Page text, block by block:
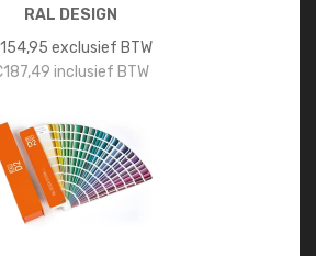
RAL DESIGN
154,95 exclusief BTW
187,49 inclusief BTW